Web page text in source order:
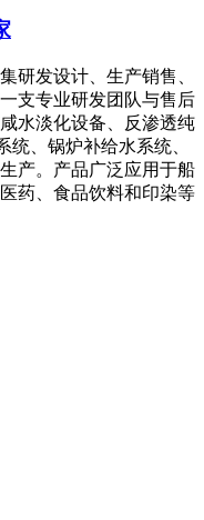
研发设计、生产销售、
支专业研发团队与售后
水淡化设备、反渗透纯
、锅炉补给水系统、
产。产品广泛应用于船
药、食品饮料和印染等